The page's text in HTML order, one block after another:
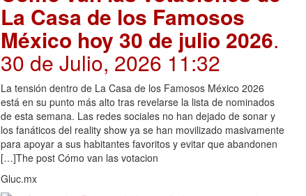
La Casa de los Famosos
México hoy 30 de julio 2026.
30 de Julio, 2026 11:32
La tensión dentro de La Casa de los Famosos México 2026
está en su punto más alto tras revelarse la lista de nominados
de esta semana. Las redes sociales no han dejado de sonar y
los fanáticos del reality show ya se han movilizado masivamente
para apoyar a sus habitantes favoritos y evitar que abandonen
[…]The post Cómo van las votacion
Gluc.mx